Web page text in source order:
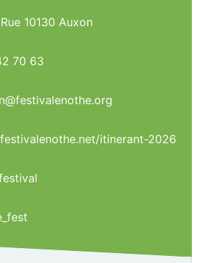
10130 Auxon
70 63
itinerant-2026